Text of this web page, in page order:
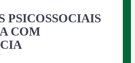
PSICOSSOCIAIS
COM